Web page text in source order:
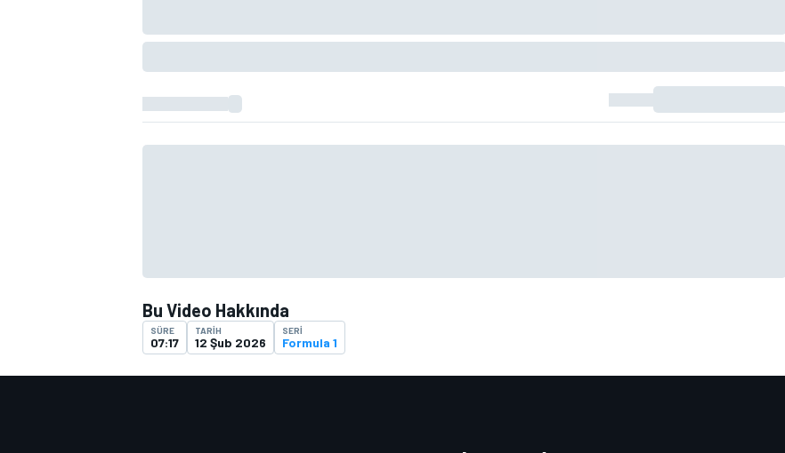
TÜRK SPORCULAR
Bu Video Hakkında
SÜRE
07:17
TARIH
12 Şub 2026
SERI
Formula 1